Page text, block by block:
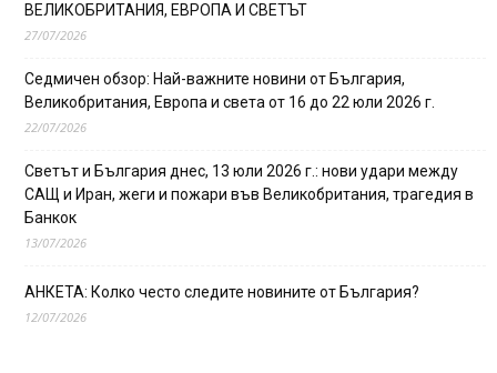
ВЕЛИКОБРИТАНИЯ, ЕВРОПА И СВЕТЪТ
27/07/2026
Седмичен обзор: Най-важните новини от България,
Великобритания, Европа и света от 16 до 22 юли 2026 г.
22/07/2026
Светът и България днес, 13 юли 2026 г.: нови удари между
САЩ и Иран, жеги и пожари във Великобритания, трагедия в
Банкок
13/07/2026
АНКЕТА: Колко често следите новините от България?
12/07/2026